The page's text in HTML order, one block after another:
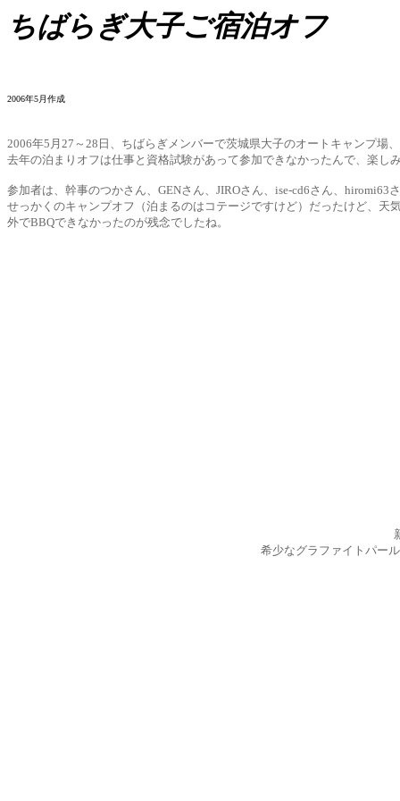
ちばらぎ大子ご宿泊オフ
2006年5月作成
2006年5月27～28日、ちばらぎメンバーで茨城県大子のオートキャンプ場、
去年の泊まりオフは仕事と資格試験があって参加できなかったんで、楽し
参加者は、幹事のつかさん、GENさん、JIROさん、ise-cd6さん、hiromi63
せっかくのキャンプオフ（泊まるのはコテージですけど）だったけど、天
外でBBQできなかったのが残念でしたね。
希少なグラファイトパー